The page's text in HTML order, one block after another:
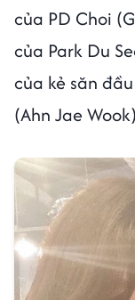
của PD Choi
của Park Du
của kẻ săn
(Ahn Jae